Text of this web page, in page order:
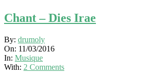
Chant – Dies Irae
2016-
03-
11
By: drumoly
On: 11/03/2016
In: Musique
With: 2 Comments